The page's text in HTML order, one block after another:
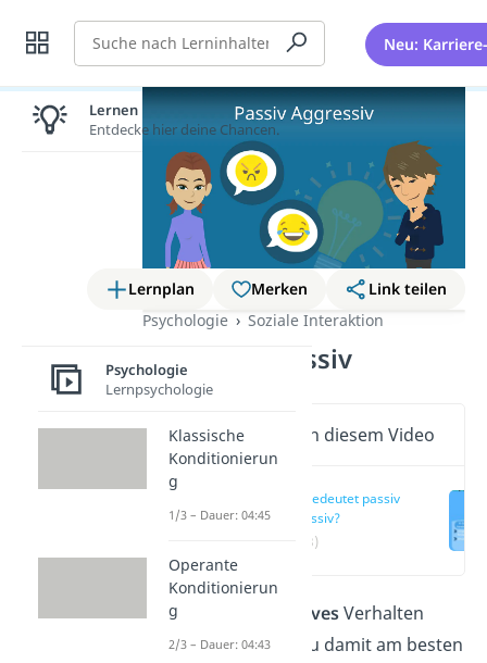
Suche Neu:
Lernplan Merken
Link teilen
Psychologie
Soziale Interaktion
Passiv Aggressiv
Wichtige Inhalte in diesem Video
Was bedeutet passiv
aggressiv?
(00:13)
Was passiv aggressivesVerhalten
ausmacht und wie du damit am besten
Lernen lohnt sich!
Entdecke hier deine Chancen.
Psychologie
Lernpsychologie
Klassische
Konditionierun
g
1/3 – Dauer: 04:45
Operante
Konditionierun
g
2/3 – Dauer: 04:43